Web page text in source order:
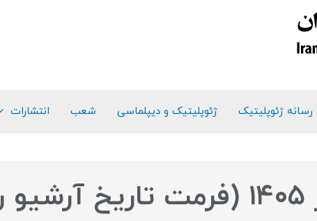
رسانه ژئوپلیتیک ژئوپلیتیک و دیپلماسی شعب انتشارات